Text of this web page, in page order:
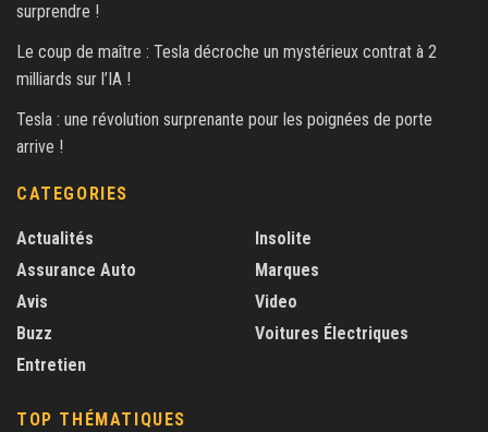
surprendre !
Le coup de maître : Tesla décroche un mystérieux contrat à 2
milliards sur l’IA !
Tesla : une révolution surprenante pour les poignées de porte
arrive !
CATEGORIES
Actualités
Assurance Auto
Avis
Buzz
Entretien
Insolite
Marques
Video
Voitures Électriques
TOP THÉMATIQUES